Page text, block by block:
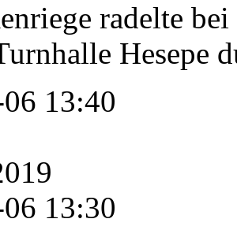
radelte
Hesepe
13:40
13:30